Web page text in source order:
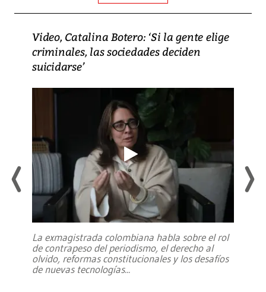
Video, Catalina Botero: ‘Si la gente elige
criminales, las sociedades deciden
suicidarse’
La exmagistrada colombiana habla sobre el rol
de contrapeso del periodismo, el derecho al
olvido, reformas constitucionales y los desafíos
de nuevas tecnologías...